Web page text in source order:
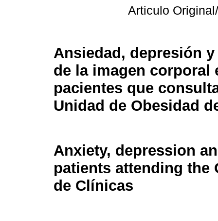
Articulo
Ansiedad, depresión
de la imagen corporal
pacientes que
Unidad de Obesidad
Anxiety, depression
patients attending the
de Clínicas